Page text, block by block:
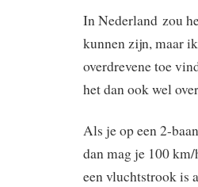
In Nederland zou
kunnen zijn, maar
overdrevene toe
het dan ook wel
Als je op een 2-
dan mag je 100
een vluchtstrook is